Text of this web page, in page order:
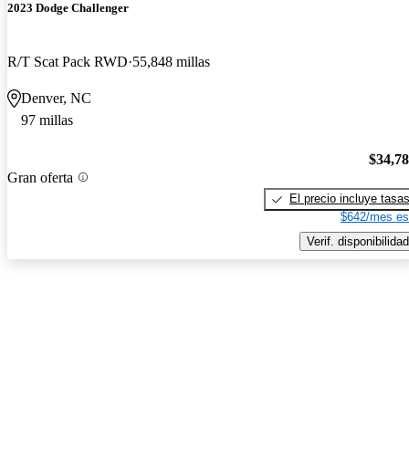
2023 Dodge Challenger
R/T Scat Pack RWD 55,848 millas
Denver, NC
97 millas
Gran oferta
El precio incluye tasas
$642/mes
Verif. disponibilidad